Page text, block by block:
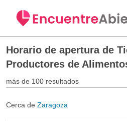
Horario de apertura de
Productores de
más de 100 resultados
Cerca de Zaragoza